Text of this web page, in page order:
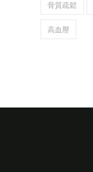
骨質疏鬆
高血壓